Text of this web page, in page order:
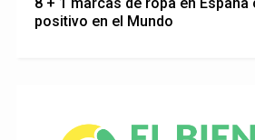
positivo en el Mundo